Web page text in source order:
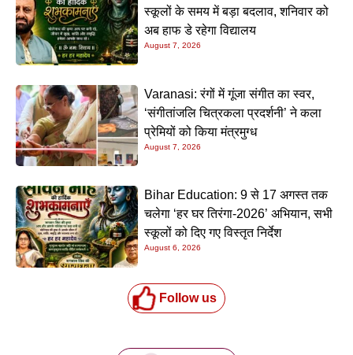
स्कूलों के समय में बड़ा बदलाव, शनिवार को
अब हाफ डे रहेगा विद्यालय
August 7, 2026
Varanasi: रंगों में गूंजा संगीत का स्वर,
‘संगीतांजलि चित्रकला प्रदर्शनी’ ने कला
प्रेमियों को किया मंत्रमुग्ध
August 7, 2026
Bihar Education: 9 से 17 अगस्त तक
चलेगा ‘हर घर तिरंगा-2026’ अभियान, सभी
स्कूलों को दिए गए विस्तृत निर्देश
August 6, 2026
Follow us